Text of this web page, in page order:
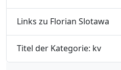
Links zu Florian Slotawa
Titel der Kategorie: kv